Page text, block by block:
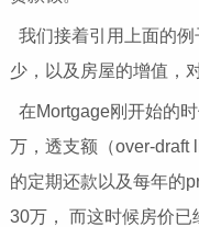
我们接着引用上面的
少，以及房屋的增值，
在Mortgage刚开始的
万，透支额（over-draft
的定期还款以及每年的
30万， 而这时候房价